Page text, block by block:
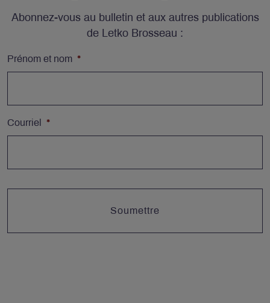
Abonnez-vous au bulletin et aux autres publications
de Letko Brosseau :
Prénom et nom *
Courriel *